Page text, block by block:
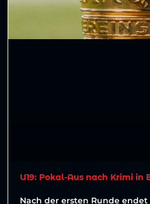
U19: Pokal-Aus nach Krimi in
Nach der ersten Runde endet